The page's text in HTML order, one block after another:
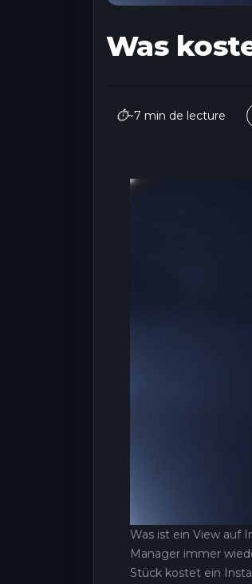
Was
⏱~7 min de lecture
Was ist ein View auf
Manager immer
Stück kostet ein